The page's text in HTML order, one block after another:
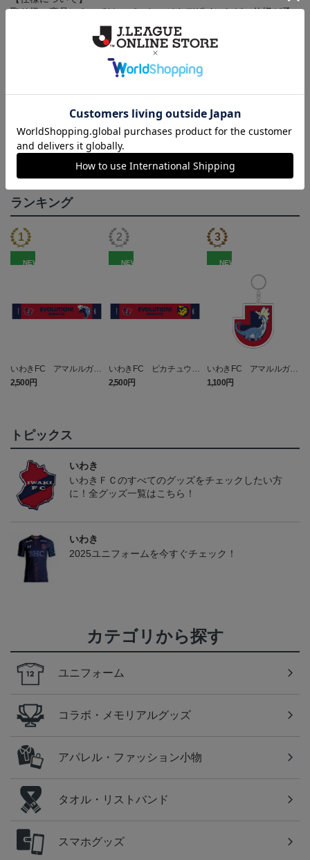
取り扱い商品によっては、パッケージやデザインなどの仕様が予
告なく変更になることがございます。
ランキング
NEW
いわきFC アマルルガ
タオルマフラー
2,500円
NEW
いわきFC ピカチュウ
タオルマフラー
2,500円
NEW
いわきFC アマルルガ
キーホルダー
1,100円
トピックス
いわき
いわきＦＣのすべてのグッズをチェックしたい方
に！全グッズ一覧はこちら！
いわき
2025ユニフォームを今すぐチェック！
カテゴリから探す
ユニフォーム
コラボ・メモリアルグッズ
アパレル・ファッション小物
タオル・リストバンド
スマホグッズ